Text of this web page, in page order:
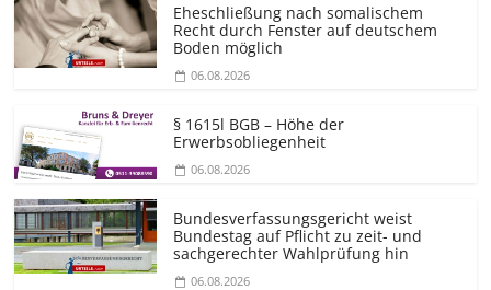
Eheschließung nach somalischem
Recht durch Fenster auf deutschem
Boden möglich
06.08.2026
§ 1615l BGB – Höhe der
Erwerbsobliegenheit
06.08.2026
Bundesver­fassungsgericht weist
Bundestag auf Pflicht zu zeit- und
sachgerechter Wahlprüfung hin
06.08.2026